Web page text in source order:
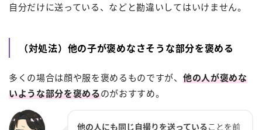
自分だけに送っている、などと勘違いしてはいけません。
（対処法）他の子が褒めなさそうな部分を褒める
多くの場合は顔や服を褒めるものですが、 他の人が褒めな
いような部分を褒めるのがおすすめ。
他の人にも同じ自撮りを送っていることを前